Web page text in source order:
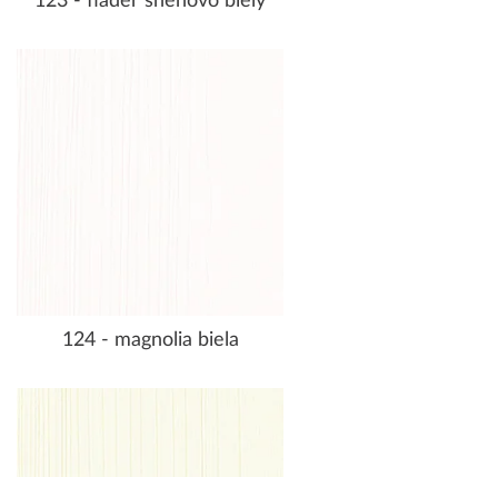
124 - magnolia biela